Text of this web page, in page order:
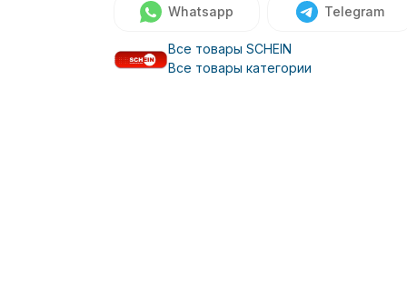
Whatsapp Telegram
Все товары SCHEIN
Все товары категории